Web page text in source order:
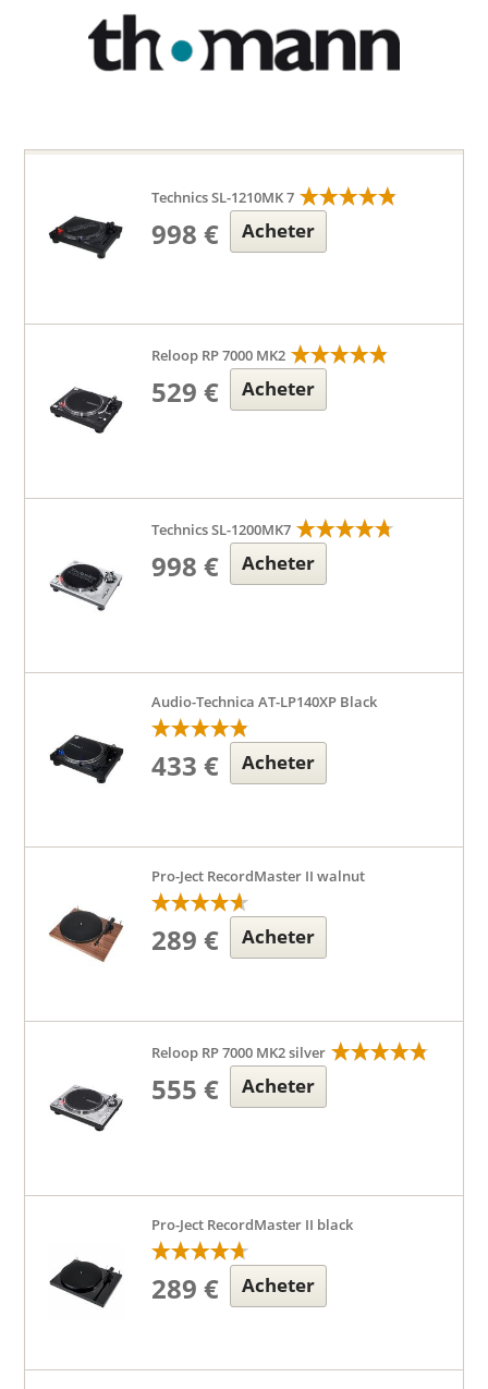
Technics SL-1210MK 7
998 € Acheter
Reloop RP 7000 MK2
529 € Acheter
Technics SL-1200MK7
998 € Acheter
Audio-Technica AT-LP140XP Black
433 € Acheter
Pro-Ject RecordMaster II walnut
289 € Acheter
Reloop RP 7000 MK2 silver
555 € Acheter
Pro-Ject RecordMaster II black
289 € Acheter